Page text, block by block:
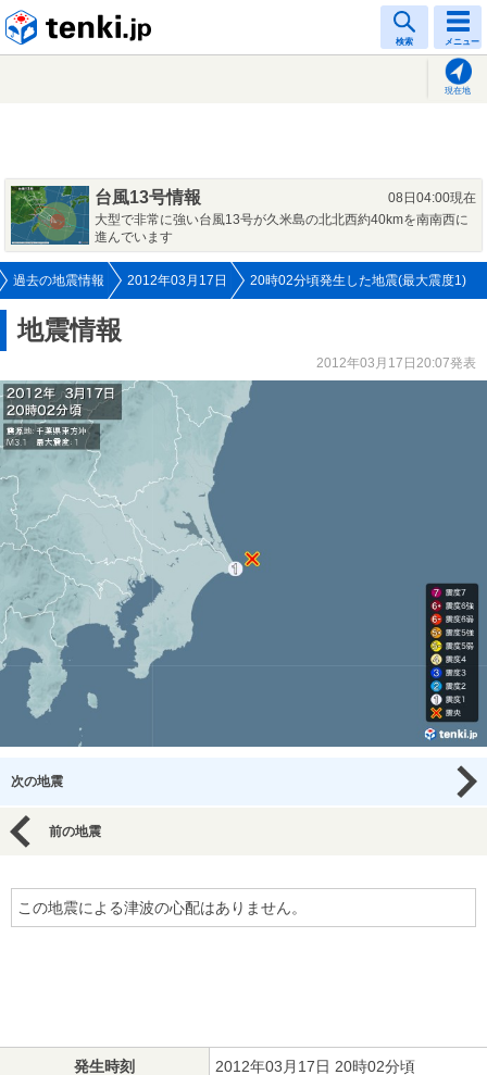
検索 メニュー
現在地
台風13号情報
08日04:00現在
大型で非常に強い台風13号が久米島の北北西約40kmを南南西に
進んでいます
過去の地震情報 2012年03月17日 20時02分頃発生した地震(最大震度1)
地震情報
2012年03月17日20:07発表
次の地震
前の地震
この地震による津波の心配はありません。
発生時刻 2012年03月17日 20時02分頃